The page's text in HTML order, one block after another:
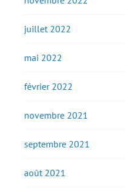
juillet 2022
mai 2022
février 2022
novembre 2021
septembre 2021
août 2021